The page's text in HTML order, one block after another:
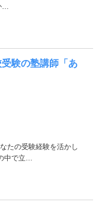
験の塾講師「あ
たの受験経験を活かし
中で立…